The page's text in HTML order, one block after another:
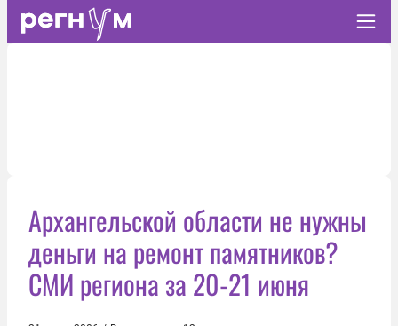
Архангельской области не нужны
деньги на ремонт памятников?
СМИ региона за 20-21 июня